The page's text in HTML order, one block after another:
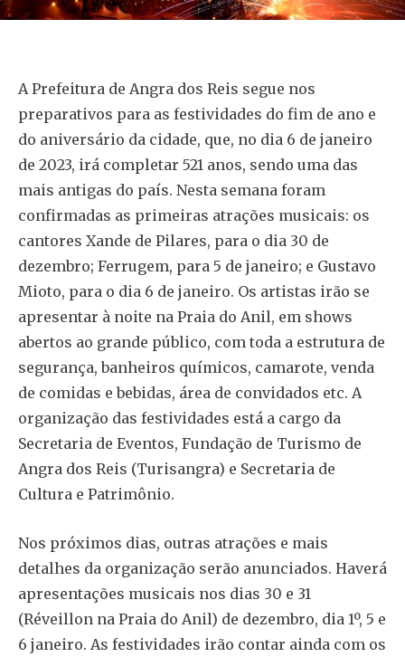
A Prefeitura de Angra dos Reis segue nos
preparativos para as festividades do fim de ano e
do aniversário da cidade, que, no dia 6 de janeiro
de 2023, irá completar 521 anos, sendo uma das
mais antigas do país. Nesta semana foram
confirmadas as primeiras atrações musicais: os
cantores Xande de Pilares, para o dia 30 de
dezembro; Ferrugem, para 5 de janeiro; e Gustavo
Mioto, para o dia 6 de janeiro. Os artistas irão se
apresentar à noite na Praia do Anil, em shows
abertos ao grande público, com toda a estrutura de
segurança, banheiros químicos, camarote, venda
de comidas e bebidas, área de convidados etc. A
organização das festividades está a cargo da
Secretaria de Eventos, Fundação de Turismo de
Angra dos Reis (Turisangra) e Secretaria de
Cultura e Patrimônio.
Nos próximos dias, outras atrações e mais
detalhes da organização serão anunciados. Haverá
apresentações musicais nos dias 30 e 31
(Réveillon na Praia do Anil) de dezembro, dia 1º, 5 e
6 janeiro. As festividades irão contar ainda com os